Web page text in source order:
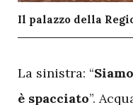
Il palazzo della
La sinistra: “
è spacciato”.